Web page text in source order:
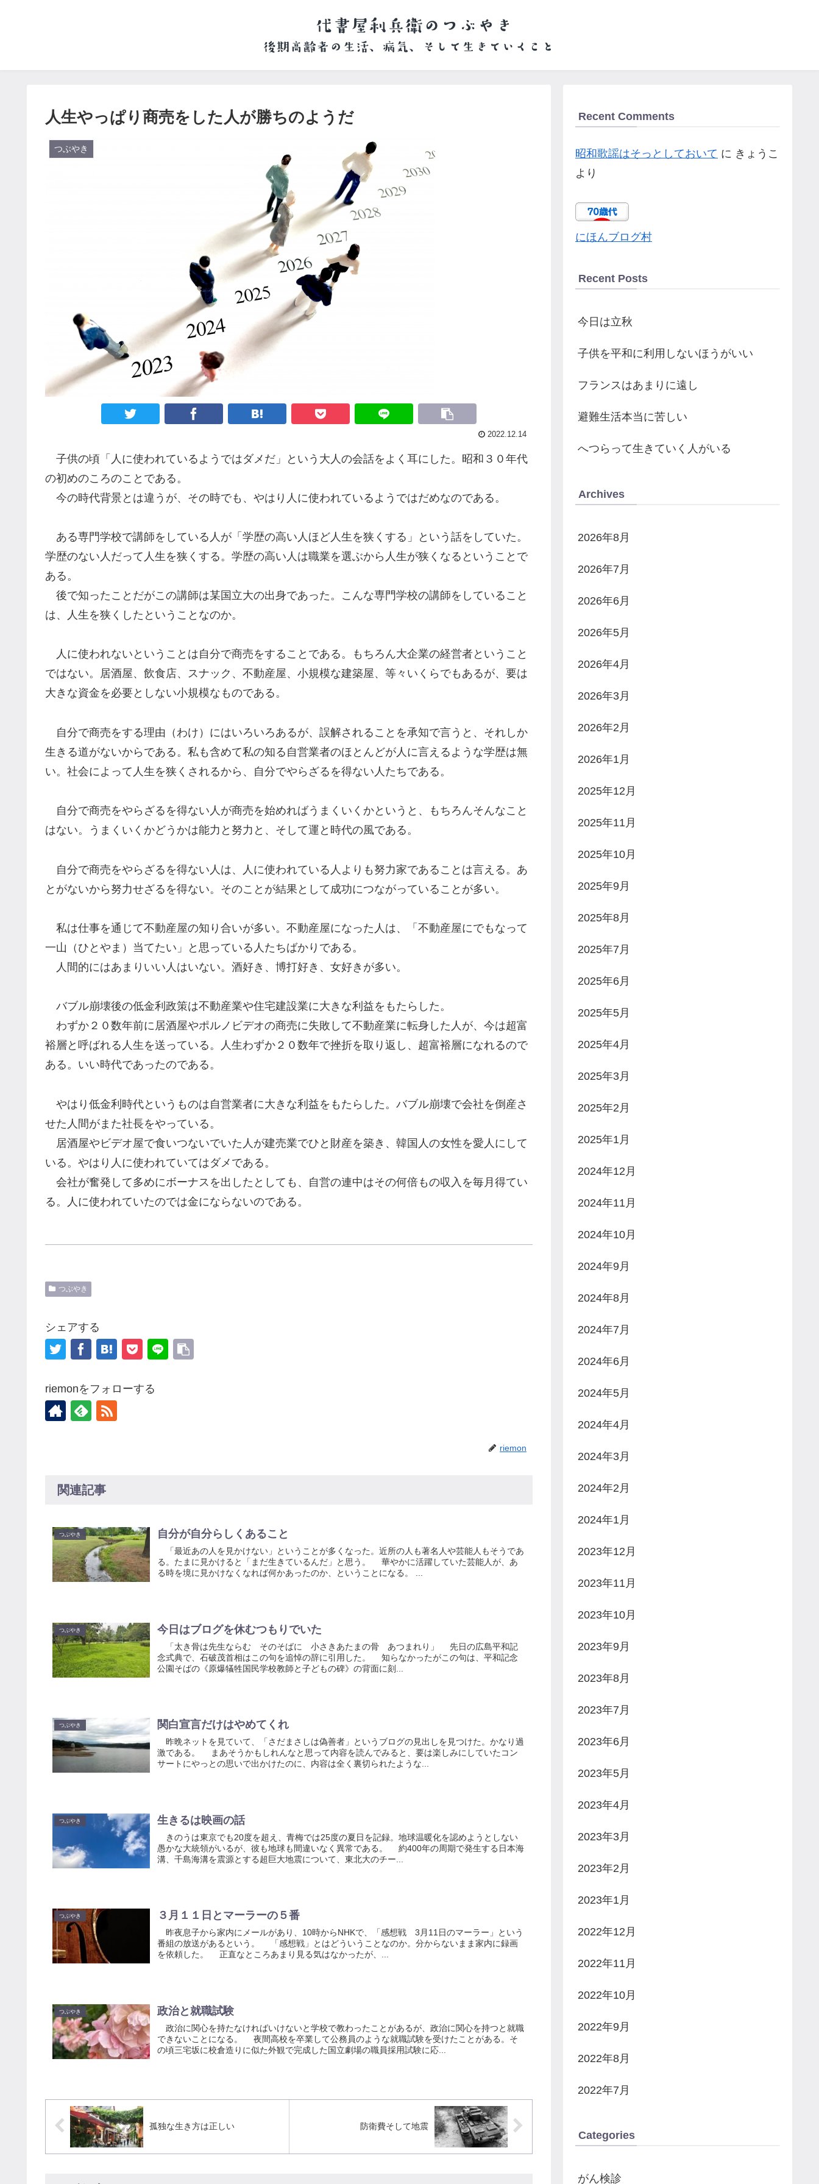
人生やっぱり商売をした人が勝ちのようだ
つぶやき
2022.12.14
子供の頃「人に使われているようではダメだ」という大人の会話をよく耳にした。昭和３０年代
の初めのころのことである。
今の時代背景とは違うが、その時でも、やはり人に使われているようではだめなのである。
ある専門学校で講師をしている人が「学歴の高い人ほど人生を狭くする」という話をしていた。
学歴のない人だって人生を狭くする。学歴の高い人は職業を選ぶから人生が狭くなるということで
ある。
後で知ったことだがこの講師は某国立大の出身であった。こんな専門学校の講師をしていること
は、人生を狭くしたということなのか。
人に使われないということは自分で商売をすることである。もちろん大企業の経営者ということ
ではない。居酒屋、飲食店、スナック、不動産屋、小規模な建築屋、等々いくらでもあるが、要は
大きな資金を必要としない小規模なものである。
自分で商売をする理由（わけ）にはいろいろあるが、誤解されることを承知で言うと、それしか
生きる道がないからである。私も含めて私の知る自営業者のほとんどが人に言えるような学歴は無
い。社会によって人生を狭くされるから、自分でやらざるを得ない人たちである。
自分で商売をやらざるを得ない人が商売を始めればうまくいくかというと、もちろんそんなこと
はない。うまくいくかどうかは能力と努力と、そして運と時代の風である。
自分で商売をやらざるを得ない人は、人に使われている人よりも努力家であることは言える。あ
とがないから努力せざるを得ない。そのことが結果として成功につながっていることが多い。
私は仕事を通じて不動産屋の知り合いが多い。不動産屋になった人は、「不動産屋にでもなって
一山（ひとやま）当てたい」と思っている人たちばかりである。
人間的にはあまりいい人はいない。酒好き、博打好き、女好きが多い。
バブル崩壊後の低金利政策は不動産業や住宅建設業に大きな利益をもたらした。
わずか２０数年前に居酒屋やポルノビデオの商売に失敗して不動産業に転身した人が、今は超富
裕層と呼ばれる人生を送っている。人生わずか２０数年で挫折を取り返し、超富裕層になれるので
ある。いい時代であったのである。
やはり低金利時代というものは自営業者に大きな利益をもたらした。バブル崩壊で会社を倒産さ
せた人間がまた社長をやっている。
居酒屋やビデオ屋で食いつないでいた人が建売業でひと財産を築き、韓国人の女性を愛人にして
いる。やはり人に使われていてはダメである。
会社が奮発して多めにボーナスを出したとしても、自営の連中はその何倍もの収入を毎月得てい
る。人に使われていたのでは金にならないのである。
つぶやき
シェアする
riemonをフォローする
riemon
関連記事
つぶやき 自分が自分らしくあること
「最近あの人を見かけない」ということが多くなった。近所の人も著名人や芸能人もそうであ
る。たまに見かけると「まだ生きているんだ」と思う。 華やかに活躍していた芸能人が、あ
る時を境に見かけなくなれば何かあったのか、ということになる。 ...
つぶやき 今日はブログを休むつもりでいた
「太き骨は先生ならむ そのそばに 小さきあたまの骨 あつまれり」 先日の広島平和記
念式典で、石破茂首相はこの句を追悼の辞に引用した。 知らなかったがこの句は、平和記念
公園そばの《原爆犠牲国民学校教師と子どもの碑》の背面に刻...
つぶやき 関白宣言だけはやめてくれ
昨晩ネットを見ていて、「さだまさしは偽善者」というブログの見出しを見つけた。かなり過
激である。 まあそうかもしれんなと思って内容を読んでみると、要は楽しみにしていたコン
サートにやっとの思いで出かけたのに、内容は全く裏切られたような...
つぶやき 生きるは映画の話
きのうは東京でも20度を超え、青梅では25度の夏日を記録。地球温暖化を認めようとしない
愚かな大統領がいるが、彼も地球も間違いなく異常である。 約400年の周期で発生する日本海
溝、千島海溝を震源とする超巨大地震について、東北大のチー...
つぶやき ３月１１日とマーラーの５番
昨夜息子から家内にメールがあり、10時からNHKで、「感想戦 3月11日のマーラー」という
番組の放送があるという。 「感想戦」とはどういうことなのか。分からないまま家内に録画
を依頼した。 正直なところあまり見る気はなかったが、...
つぶやき 政治と就職試験
政治に関心を持たなければいけないと学校で教わったことがあるが、政治に関心を持つと就職
できないことになる。 夜間高校を卒業して公務員のような就職試験を受けたことがある。そ
の頃三宅坂に校倉造りに似た外観で完成した国立劇場の職員採用試験に応...
孤独な生き方は正しい 防衛費そして地震
Recent Comments
昭和歌謡はそっとしておいて に きょうこ
より
にほんブログ村
Recent Posts
今日は立秋
子供を平和に利用しないほうがいい
フランスはあまりに遠し
避難生活本当に苦しい
へつらって生きていく人がいる
Archives
2026年8月
2026年7月
2026年6月
2026年5月
2026年4月
2026年3月
2026年2月
2026年1月
2025年12月
2025年11月
2025年10月
2025年9月
2025年8月
2025年7月
2025年6月
2025年5月
2025年4月
2025年3月
2025年2月
2025年1月
2024年12月
2024年11月
2024年10月
2024年9月
2024年8月
2024年7月
2024年6月
2024年5月
2024年4月
2024年3月
2024年2月
2024年1月
2023年12月
2023年11月
2023年10月
2023年9月
2023年8月
2023年7月
2023年6月
2023年5月
2023年4月
2023年3月
2023年2月
2023年1月
2022年12月
2022年11月
2022年10月
2022年9月
2022年8月
2022年7月
Categories
がん検診